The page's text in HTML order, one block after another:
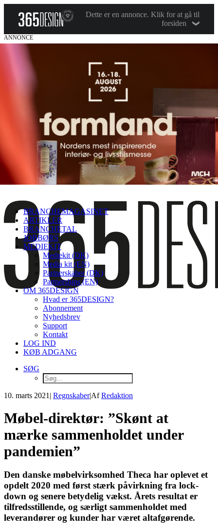
Dette er en annonce. Klik for at gå til
forsiden
ANNONCE
BRANCHEMAGASINET
ARTIKLER
BRANCHETAL
JOBBØRS
MEDIEKIT
Mediekit (DK)
Media kit (EN)
Partnerskaber (DK)
Partnerships (EN)
OM 365DESIGN
Hvad er 365DESIGN?
Abonnement
Nyhedsbrev
Support
Kontakt
LOG IND
KØB ADGANG
SØG
10. marts 2021 | Regnskaber|AfRedaktion
Møbel-direktør: ”Skønt at
mærke sammenholdet under
pandemien”
Den danske møbelvirksomhed Theca har oplevet et
opdelt 2020 med først stærk påvirkning fra lock-
down og senere betydelig vækst. Årets resultat er
tilfredsstillende, og særligt sammenholdet med
leverandører og kunder har været altafgørende.